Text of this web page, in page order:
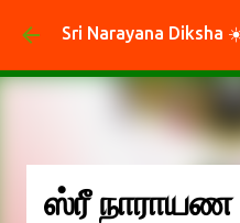
Skip
Sri Narayana Diksha
ஸ்ரீ